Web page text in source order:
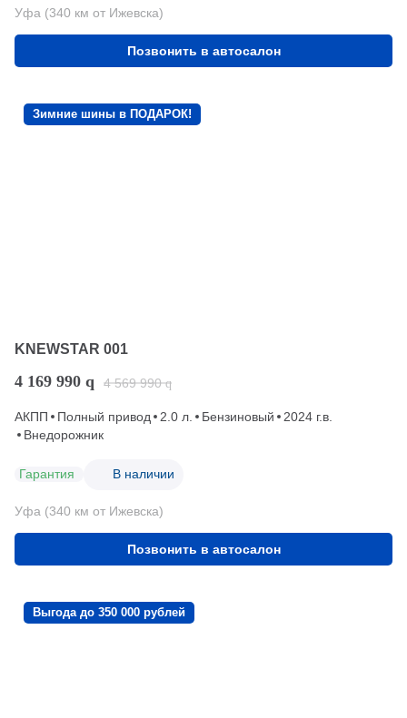
Уфа (340 км от Ижевска)
Позвонить в автосалон
Зимние шины в ПОДАРОК!
KNEWSTAR 001
4 169 990 q 4 569 990 q
АКПП Полный привод 2.0 л. Бензиновый
2024 г.в.
Внедорожник
Гарантия В наличии
Уфа (340 км от Ижевска)
Позвонить в автосалон
Выгода до 350 000 рублей